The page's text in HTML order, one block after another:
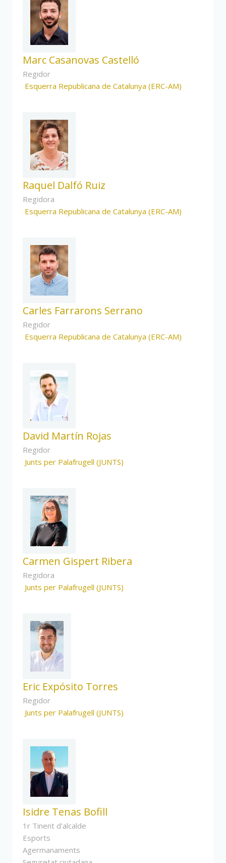
Marc Casanovas Castelló
Regidor
Esquerra Republicana de Catalunya (ERC-AM)
Raquel Dalfó Ruiz
Regidora
Esquerra Republicana de Catalunya (ERC-AM)
Carles Farrarons Serrano
Regidor
Esquerra Republicana de Catalunya (ERC-AM)
David Martín Rojas
Regidor
Junts per Palafrugell (JUNTS)
Carmen Gispert Ribera
Regidora
Junts per Palafrugell (JUNTS)
Eric Expósito Torres
Regidor
Junts per Palafrugell (JUNTS)
Isidre Tenas Bofill
1r Tinent d'alcalde
Esports
Agermanaments